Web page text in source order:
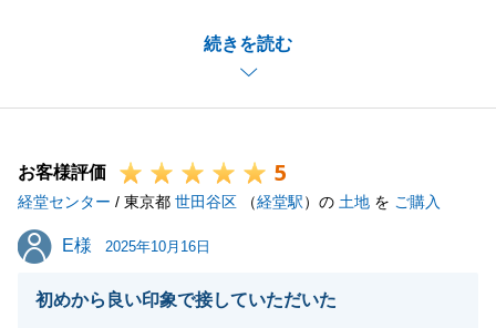
続きを読む
を頂く箇所について、内容の意味合いをご説明させて
頂き、ご理解を頂いた上で手続きを進めて頂く様にご
提案をさせて頂いております。
お客様評価 5
経堂センター / 東京都 世田谷区 （経堂駅）の 土地 を ご購入
E様
E様 2025年10月16日
初めから良い印象で接していただいた